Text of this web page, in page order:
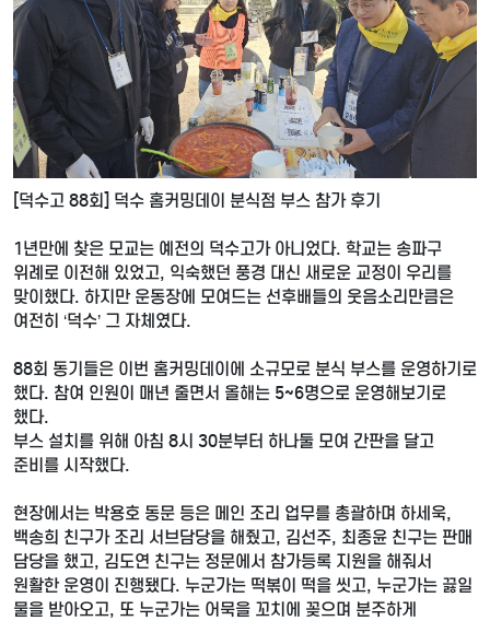
[덕수고 88회] 덕수 홈커밍데이 분식점 부스 참가 후기
1년만에 찾은 모교는 예전의 덕수고가 아니었다. 학교는 송파구
위례로 이전해 있었고, 익숙했던 풍경 대신 새로운 교정이 우리를
맞이했다. 하지만 운동장에 모여드는 선후배들의 웃음소리만큼은
여전히 ‘덕수’ 그 자체였다.
88회 동기들은 이번 홈커밍데이에 소규모로 분식 부스를 운영하기로
했다. 참여 인원이 매년 줄면서 올해는 5~6명으로 운영해보기로
했다.
부스 설치를 위해 아침 8시 30분부터 하나둘 모여 간판을 달고
준비를 시작했다.
현장에서는 박용호 동문 등은 메인 조리 업무를 총괄하며 하세욱,
백송희 친구가 조리 서브담당을 해줬고, 김선주, 최종윤 친구는 판매
담당을 했고, 김도연 친구는 정문에서 참가등록 지원을 해줘서
원활한 운영이 진행됐다. 누군가는 떡볶이 떡을 씻고, 누군가는 끓일
물을 받아오고, 또 누군가는 어묵을 꼬치에 꽂으며 분주하게